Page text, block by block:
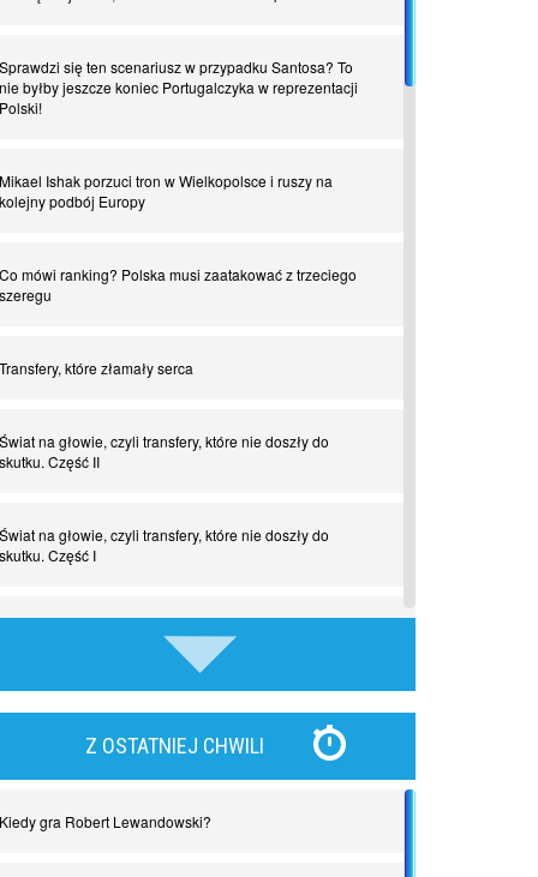
Sprawdzi się ten scenariusz w przypadku Santosa? To
nie byłby jeszcze koniec Portugalczyka w reprezentacji
Polski!
Mikael Ishak porzuci tron w Wielkopolsce i ruszy na
kolejny podbój Europy
Co mówi ranking? Polska musi zaatakować z trzeciego
szeregu
Transfery, które złamały serca
Świat na głowie, czyli transfery, które nie doszły do
skutku. Część II
Świat na głowie, czyli transfery, które nie doszły do
skutku. Część I
owca cała?
Z OSTATNIEJ CHWILI
Kiedy gra Robert Lewandowski?